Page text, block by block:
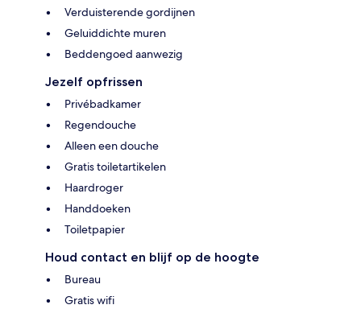
Verduisterende gordijnen
Geluiddichte muren
Beddengoed aanwezig
Jezelf opfrissen
Privébadkamer
Regendouche
Alleen een douche
Gratis toiletartikelen
Haardroger
Handdoeken
Toiletpapier
Houd contact en blijf op de hoogte
Bureau
Gratis wifi